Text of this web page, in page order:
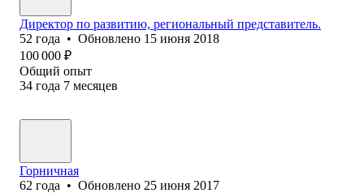
Директор по развитию, региональный представитель.
52 года • Обновлено 15 июня 2018
100 000 ₽
Общий опыт
34 года 7 месяцев
Горничная
62 года • Обновлено 25 июня 2017